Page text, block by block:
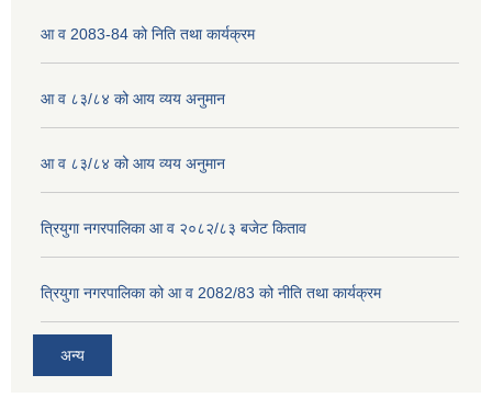
आ व 2083-84 को निति तथा कार्यक्रम
आ व ८३/८४ को आय व्यय अनुमान
आ व ८३/८४ को आय व्यय अनुमान
त्रियुगा नगरपालिका आ व २०८२/८३ बजेट किताव
त्रियुगा नगरपालिका को आ व 2082/83 को नीति तथा कार्यक्रम
अन्य